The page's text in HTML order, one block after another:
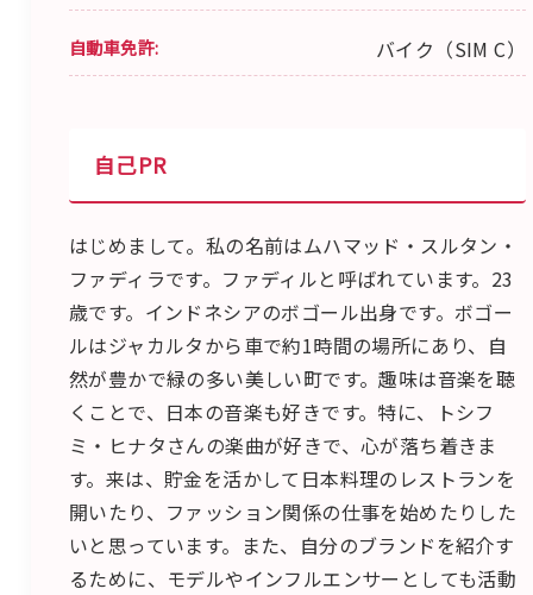
自動車免許: バイク（SIM C）
自己PR
はじめまして。私の名前はムハマッド・スルタン・
ファディラです。ファディルと呼ばれています。23
歳です。インドネシアのボゴール出身です。ボゴー
ルはジャカルタから車で約1時間の場所にあり、自
然が豊かで緑の多い美しい町です。趣味は音楽を聴
くことで、日本の音楽も好きです。特に、トシフ
ミ・ヒナタさんの楽曲が好きで、心が落ち着きま
す。来は、貯金を活かして日本料理のレストランを
開いたり、ファッション関係の仕事を始めたりした
いと思っています。また、自分のブランドを紹介す
るために、モデルやインフルエンサーとしても活動